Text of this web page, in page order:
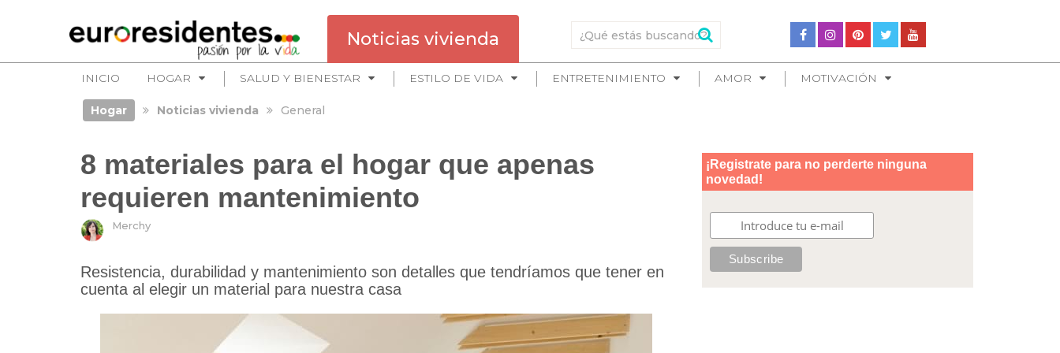
Noticias vivienda
INICIO HOGAR SALUD Y BIENESTAR ESTILO DE VIDA ENTRETENIMIENTO AMOR MOTIVACIÓN
Hogar Noticias vivienda General
8 materiales para el hogar que apenas
requieren mantenimiento
Merchy
Resistencia, durabilidad y mantenimiento son detalles que tendríamos que tener en
cuenta al elegir un material para nuestra casa